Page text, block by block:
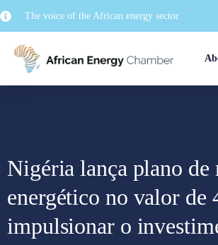
The voice of the African energy sector
Nigéria lança plano de
energético no valor de
impulsionar o